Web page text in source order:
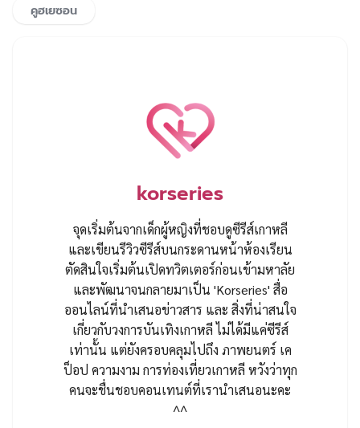
คูฮเยซอน
korseries
จุดเริ่มต้นจากเด็กผู้หญิงที่ชอบดูซีรีส์เกาหลี
และเขียนรีวิวซีรีส์บนกระดานหน้าห้องเรียน
ตัดสินใจเริ่มต้นเปิดทวิตเตอร์ก่อนเข้ามหาลัย
และพัฒนาจนกลายมาเป็น 'Korseries' สื่อ
ออนไลน์ที่นำเสนอข่าวสาร และ สิ่งที่น่าสนใจ
เกี่ยวกับวงการบันเทิงเกาหลี ไม่ได้มีแค่ซีรีส์
เท่านั้น แต่ยังครอบคลุมไปถึง ภาพยนตร์ เค
ป็อป ความงาม การท่องเที่ยวเกาหลี หวังว่าทุก
คนจะชื่นชอบคอนเทนต์ที่เรานำเสนอนะคะ
^^